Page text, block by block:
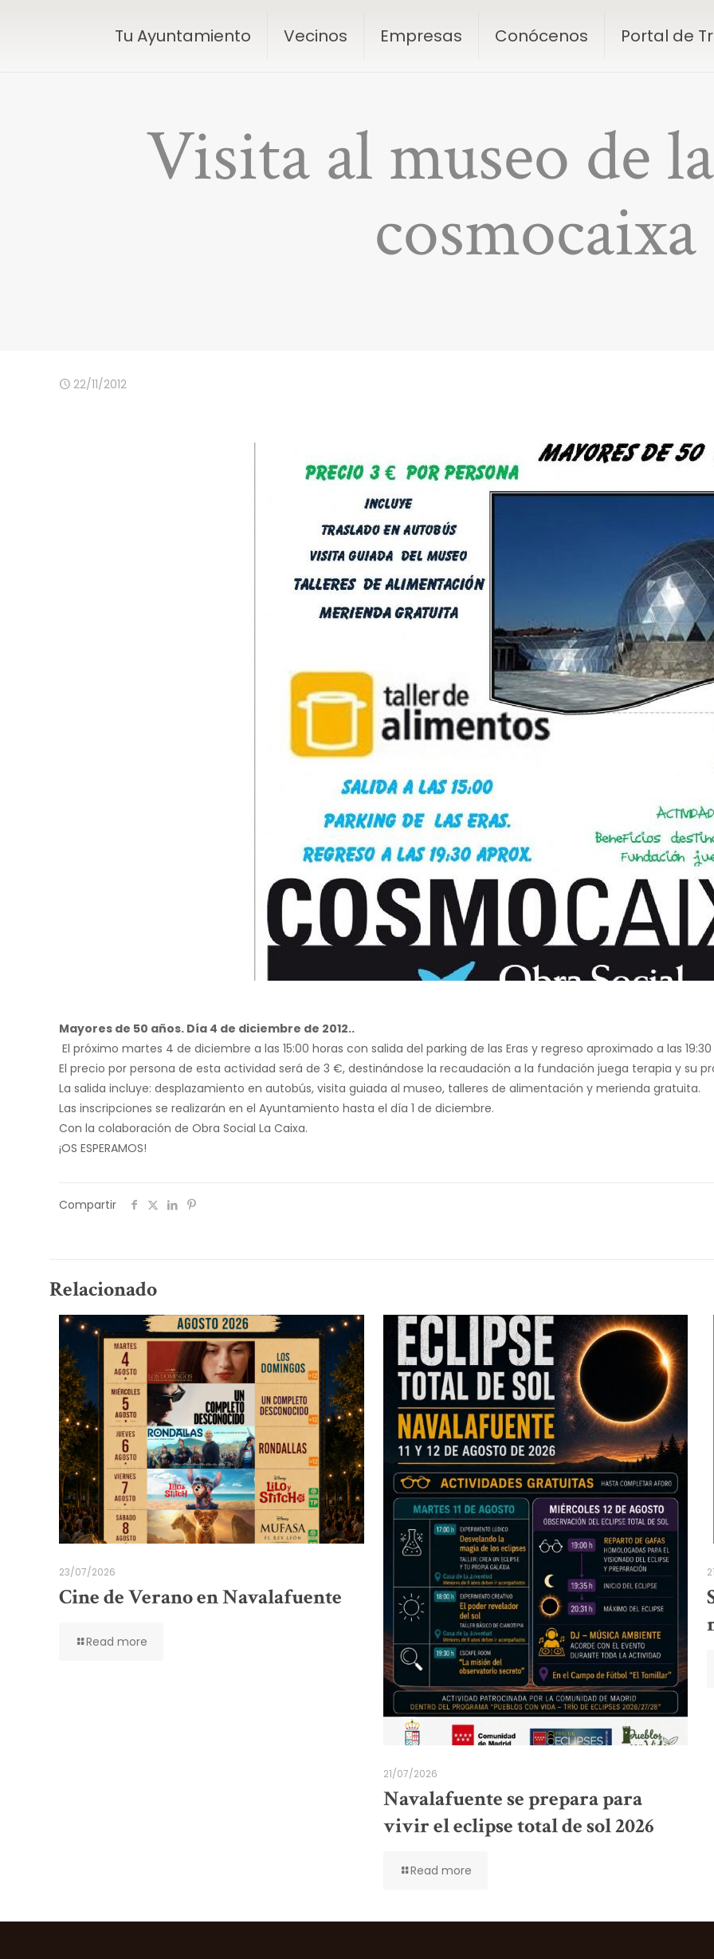
Tu Ayuntamiento Vecinos Empresas Conócenos Portal de
Visita al museo de
cosmocaixa
22/11/2012
Mayores de 50 años. Día 4 de diciembre de 2012..
El próximo martes 4 de diciembre a las 15:00 horas con salida del parking de las Eras y regreso aproximado a las
El precio por persona de esta actividad será de 3 €, destinándose la recaudación a la fundación juega terapia y su
La salida incluye: desplazamiento en autobús, visita guiada al museo, talleres de alimentación y merienda gratuita.
Las inscripciones se realizarán en el Ayuntamiento hasta el día 1 de diciembre.
Con la colaboración de Obra Social La Caixa.
¡OS ESPERAMOS!
Compartir
Relacionado
23/07/2026
Cine de Verano en Navalafuente
Read more
21/07/2026
Navalafuente se prepara para
vivir el eclipse total de sol 2026
Read more